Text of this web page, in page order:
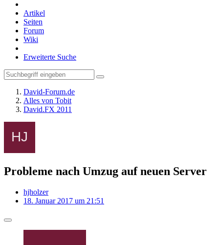
Artikel
Seiten
Forum
Wiki
Erweiterte Suche
David-Forum.de
Alles von Tobit
David.FX 2011
Probleme nach Umzug auf neuen Server
hjholzer
18. Januar 2017 um 21:51